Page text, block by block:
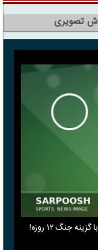
جنگ ۱۲ روزه!
تصویری